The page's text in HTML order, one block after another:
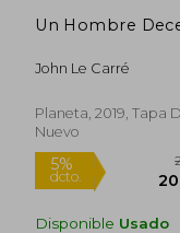
Rápido
Un Hombre
John Le Carré
Planeta, 2019, Tapa
Nuevo
Disponible Usado